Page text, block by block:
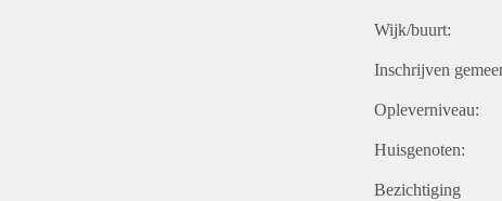
Wijk/buurt:
Inschrijven
Opleverniveau:
Huisgenoten:
Bezichtiging